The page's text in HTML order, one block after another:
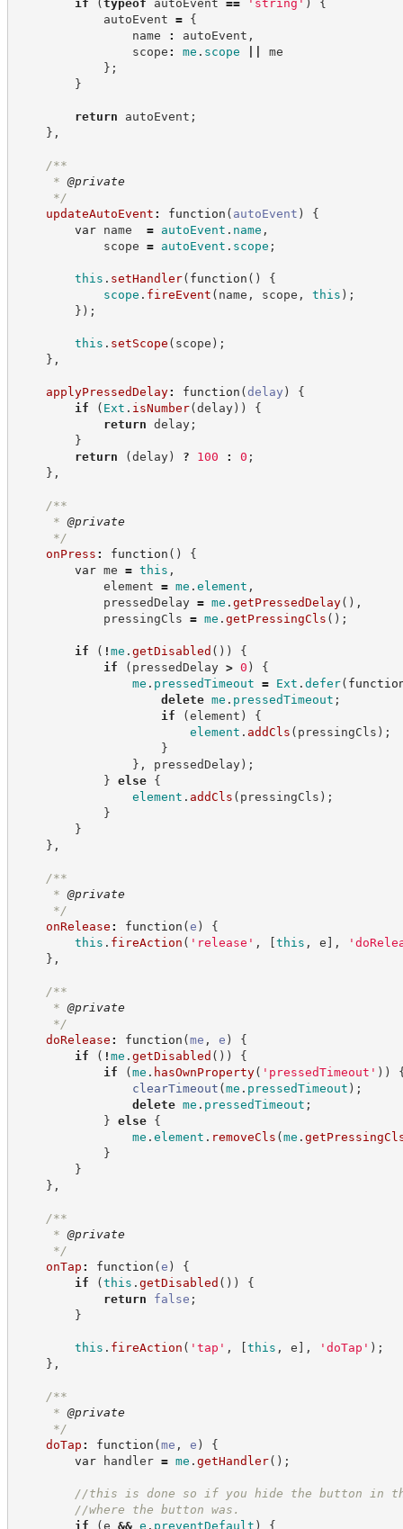
if (typeof autoEvent == ' string ' )
{
autoEvent =
{
name
: autoEvent ,
scope : me . scope
me
} ;
}
return autoEvent ;
} ,
/**
* @private
*/
updateAutoEvent : function ( autoEvent )
{
var name = autoEvent . name ,
scope = autoEvent . scope ;
this . setHandler( function ( )
{
scope . fireEvent ( name , scope , this ) ;
} ) ;
this . setScope ( scope ) ;
} ,
applyPressedDelay: function (delay )
{
if
( Ext . isNumber(delay) )
{
return delay;
}
return
(delay) ? 100 : 0 ;
} ,
/**
* @private
*/
onPress : function ( )
{
var me = this ,
element = me . element ,
pressedDelay = me . getPressedDelay( ) ,
pressingCls = me . getPressingCls ( ) ;
if ( ! me . getDisabled ( ) )
{
if
( pressedDelay > 0 )
{
me . pressedTimeout = Ext . defer(
delete me . pressedTimeout ;
if
(element )
{
element . addCls ( pressingCls ) ;
}
} , pressedDelay) ;
} else
{
element . addCls ( pressingCls ) ;
}
}
} ,
/**
* @private
*/
onRelease : function (e )
{
this . fireAction ( ' release ' , [this , e ] , '
} ,
/**
* @private
*/
doRelease : function (me , e )
{
if
( ! me . getDisabled ( ) )
{
if
(me . hasOwnProperty( ' pressedTimeout ' ) )
clearTimeout (me . pressedTimeout ) ;
delete me . pressedTimeout ;
} else
{
me . element . removeCls (me .
}
}
} ,
/**
* @private
*/
onTap : function (e )
{
if
(this . getDisabled ( ) )
{
return
false ;
}
this . fireAction ( ' tap ' , [this , e ] , ' doTap ' ) ;
} ,
/**
* @private
*/
doTap : function (me , e )
{
var handler = me . getHandler( ) ;
//this is done so if you hide the button in
//where the button was.
if
(e && e . preventDefault )
{